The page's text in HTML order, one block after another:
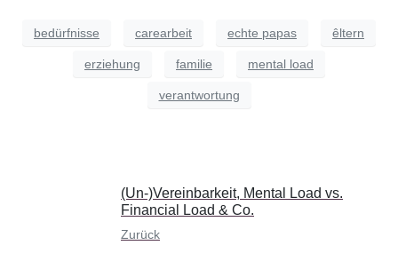
bedürfnisse carearbeit echte papas êltern
erziehung familie mental load
verantwortung
(Un-)Vereinbarkeit, Mental Load vs.
Financial Load & Co.
Zurück